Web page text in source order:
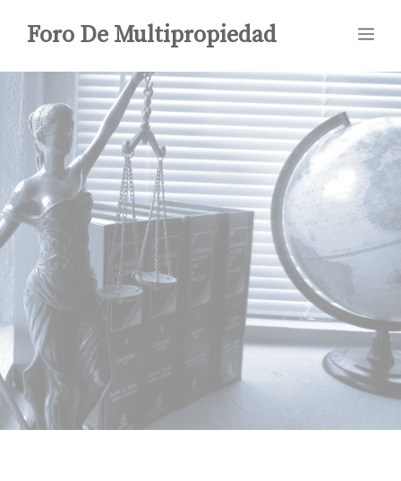
Foro De Multipropiedad